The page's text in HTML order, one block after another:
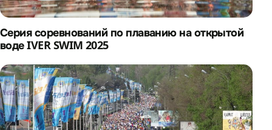
Серия соревнований по плаванию на открытой
воде IVER SWIM 2025